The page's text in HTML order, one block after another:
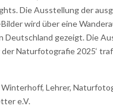
Die Ausstellung der
wird über eine
Deutschland gezeigt. Die
der Naturfotografie 2025‘
Winterhoff, Lehrer,
e.V.